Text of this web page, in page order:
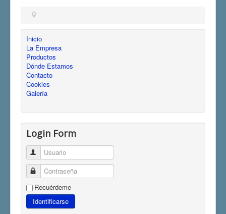
Inicio
La Empresa
Productos
Dónde Estamos
Contacto
Cookies
Galería
Login Form
Usuario
Contraseña
Recuérdeme
Identificarse